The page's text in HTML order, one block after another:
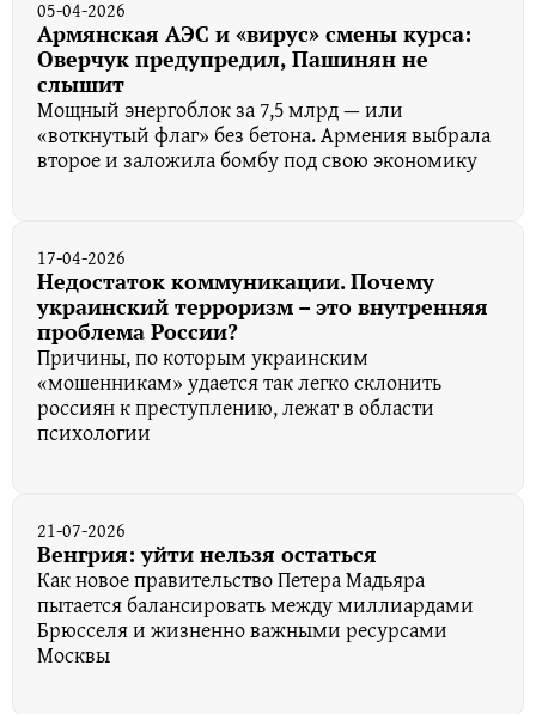
05-04-2026
Армянская АЭС и «вирус» смены курса:
Оверчук предупредил, Пашинян не
слышит
Мощный энергоблок за 7,5 млрд — или
«воткнутый флаг» без бетона. Армения выбрала
второе и заложила бомбу под свою экономику
17-04-2026
Недостаток коммуникации. Почему
украинский терроризм – это внутренняя
проблема России?
Причины, по которым украинским
«мошенникам» удается так легко склонить
россиян к преступлению, лежат в области
психологии
21-07-2026
Венгрия: уйти нельзя остаться
Как новое правительство Петера Мадьяра
пытается балансировать между миллиардами
Брюсселя и жизненно важными ресурсами
Москвы